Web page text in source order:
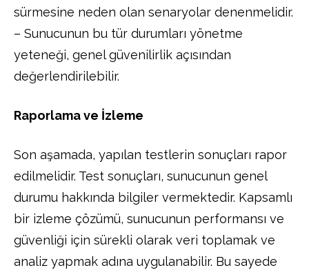
sürmesine neden olan senaryolar denenmelidir.
– Sunucunun bu tür durumları yönetme
yeteneği, genel güvenilirlik açısından
değerlendirilebilir.
Raporlama ve İzleme
Son aşamada, yapılan testlerin sonuçları rapor
edilmelidir. Test sonuçları, sunucunun genel
durumu hakkında bilgiler vermektedir. Kapsamlı
bir izleme çözümü, sunucunun performansı ve
güvenliği için sürekli olarak veri toplamak ve
analiz yapmak adına uygulanabilir. Bu sayede